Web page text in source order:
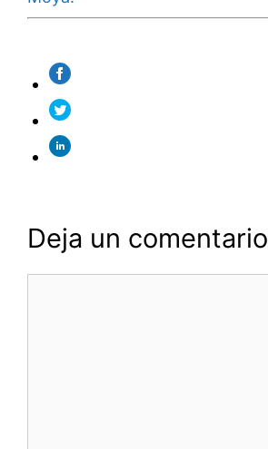
Deja un comentario